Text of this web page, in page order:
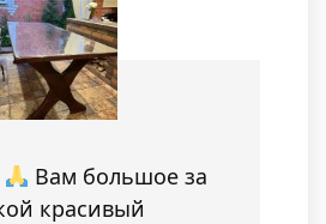
Вам большое за
красивый